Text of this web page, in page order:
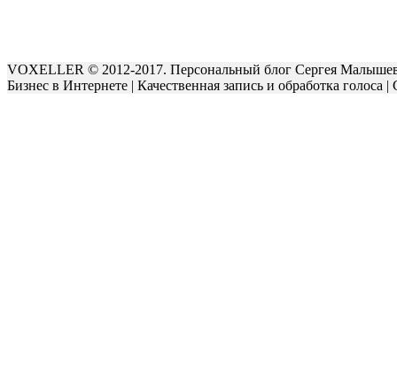
VOXELLER © 2012-2017. Персональный блог Сергея
Бизнес в Интернете | Качественная запись и обработка голоса